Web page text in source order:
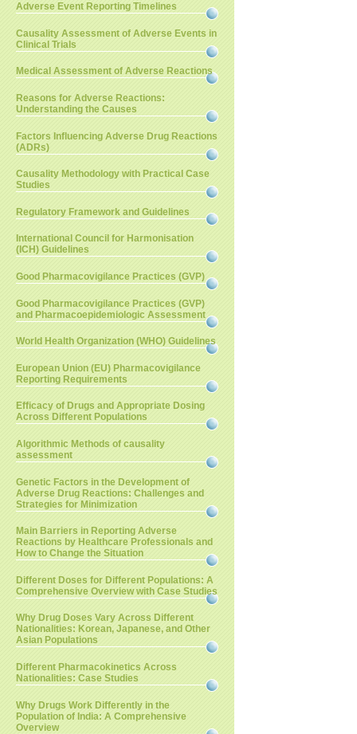
Adverse Event Reporting Timelines
Causality Assessment of Adverse Events in
Clinical Trials
Medical Assessment of Adverse Reactions
Reasons for Adverse Reactions:
Understanding the Causes
Factors Influencing Adverse Drug Reactions
(ADRs)
Causality Methodology with Practical Case
Studies
Regulatory Framework and Guidelines
International Council for Harmonisation
(ICH) Guidelines
Good Pharmacovigilance Practices (GVP)
Good Pharmacovigilance Practices (GVP)
and Pharmacoepidemiologic Assessment
World Health Organization (WHO) Guidelines
European Union (EU) Pharmacovigilance
Reporting Requirements
Efficacy of Drugs and Appropriate Dosing
Across Different Populations
Algorithmic Methods of causality
assessment
Genetic Factors in the Development of
Adverse Drug Reactions: Challenges and
Strategies for Minimization
Main Barriers in Reporting Adverse
Reactions by Healthcare Professionals and
How to Change the Situation
Different Doses for Different Populations: A
Comprehensive Overview with Case Studies
Why Drug Doses Vary Across Different
Nationalities: Korean, Japanese, and Other
Asian Populations
Different Pharmacokinetics Across
Nationalities: Case Studies
Why Drugs Work Differently in the
Population of India: A Comprehensive
Overview